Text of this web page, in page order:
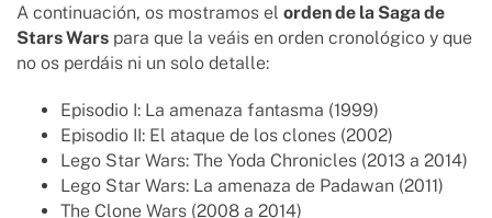
A continuación, os mostramos el orden de la Saga de
Stars Wars para que la veáis en orden cronológico y que
no os perdáis ni un solo detalle:
Episodio I: La amenaza fantasma (1999)
Episodio II: El ataque de los clones (2002)
Lego Star Wars: The Yoda Chronicles (2013 a 2014)
Lego Star Wars: La amenaza de Padawan (2011)
The Clone Wars (2008 a 2014)